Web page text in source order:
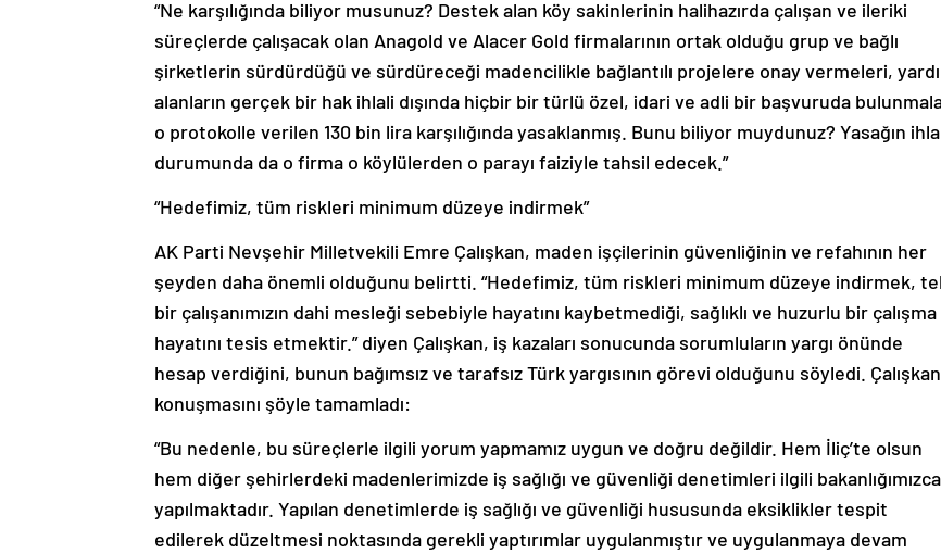
“Ne karşılığında biliyor musunuz? Destek alan köy sakinlerinin halihazırda çalışan ve ileriki
süreçlerde çalışacak olan Anagold ve Alacer Gold firmalarının ortak olduğu grup ve bağlı
şirketlerin sürdürdüğü ve sürdüreceği madencilikle bağlantılı projelere onay vermeleri,
alanların gerçek bir hak ihlali dışında hiçbir bir türlü özel, idari ve adli bir başvuruda
o protokolle verilen 130 bin lira karşılığında yasaklanmış. Bunu biliyor muydunuz? Yasağın
durumunda da o firma o köylülerden o parayı faiziyle tahsil edecek.”
“Hedefimiz, tüm riskleri minimum düzeye indirmek”
AK Parti Nevşehir Milletvekili Emre Çalışkan, maden işçilerinin güvenliğinin ve refahının her
şeyden daha önemli olduğunu belirtti. “Hedefimiz, tüm riskleri minimum düzeye indirmek,
bir çalışanımızın dahi mesleği sebebiyle hayatını kaybetmediği, sağlıklı ve huzurlu bir çalışma
hayatını tesis etmektir.” diyen Çalışkan, iş kazaları sonucunda sorumluların yargı önünde
hesap verdiğini, bunun bağımsız ve tarafsız Türk yargısının görevi olduğunu söyledi.
konuşmasını şöyle tamamladı:
“Bu nedenle, bu süreçlerle ilgili yorum yapmamız uygun ve doğru değildir. Hem İliç’te olsun
hem diğer şehirlerdeki madenlerimizde iş sağlığı ve güvenliği denetimleri ilgili bakanlığımızca
yapılmaktadır. Yapılan denetimlerde iş sağlığı ve güvenliği hususunda eksiklikler tespit
edilerek düzeltmesi noktasında gerekli yaptırımlar uygulanmıştır ve uygulanmaya devam